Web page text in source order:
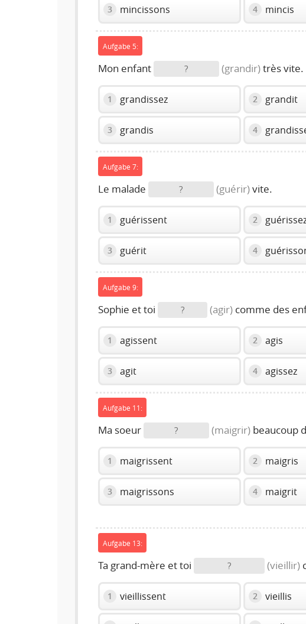
3 mincissons 4 mincis
Aufgabe 5:
Mon enfant ? (grandir)très vite.
1 grandissez 2 grandit
3 grandis 4
Aufgabe 7:
Le malade ? (guérir)vite.
1 guérissent 2
3 guérit 4
Aufgabe 9:
Sophie et toi ? (agir) comme des
1 agissent 2 agis
3 agit 4 agissez
Aufgabe 11:
Ma soeur ? (maigrir) beaucoup
1 maigrissent 2 maigris
3 maigrissons 4 maigrit
Aufgabe 13:
Ta grand-mère et toi ? (vieillir)
1 vieillissent 2 vieillis